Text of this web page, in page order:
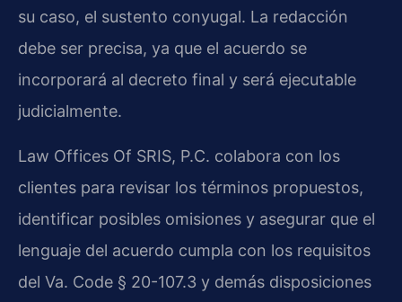
su caso, el sustento conyugal. La redacción
debe ser precisa, ya que el acuerdo se
incorporará al decreto final y será ejecutable
judicialmente.
Law Offices Of SRIS, P.C. colabora con los
clientes para revisar los términos propuestos,
identificar posibles omisiones y asegurar que el
lenguaje del acuerdo cumpla con los requisitos
del Va. Code § 20-107.3 y demás disposiciones